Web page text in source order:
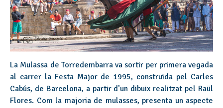
La Mulassa de Torredembarra va sortir per primera vegada
al carrer la Festa Major de 1995, construïda pel Carles
Cabús, de Barcelona, a partir d’un dibuix realitzat pel Raül
Flores. Com la majoria de mulasses, presenta un aspecte